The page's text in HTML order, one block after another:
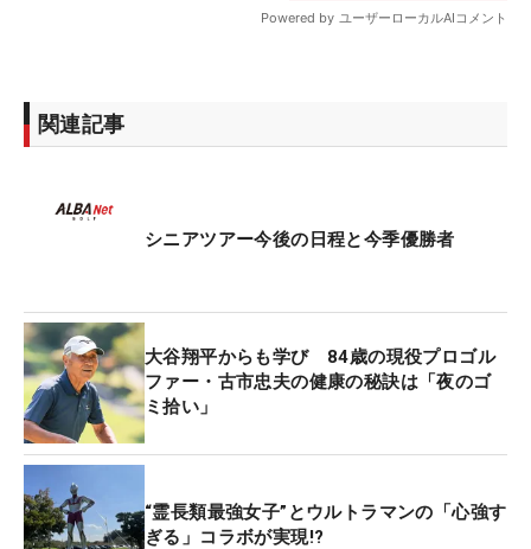
関連記事
シニアツアー今後の日程と今季優勝者
大谷翔平からも学び 84歳の現役プロゴル
ファー・古市忠夫の健康の秘訣は「夜のゴ
ミ拾い」
“霊長類最強女子”とウルトラマンの「心強す
ぎる」コラボが実現!?